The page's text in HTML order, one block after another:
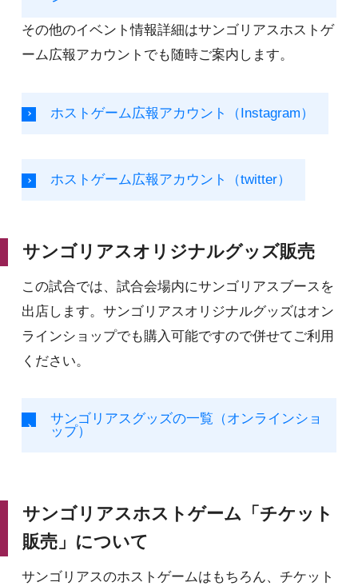
その他のイベント情報詳細はサンゴリアスホストゲ
ーム広報アカウントでも随時ご案内します。
ホストゲーム広報アカウント（Instagram）
ホストゲーム広報アカウント（twitter）
サンゴリアスオリジナルグッズ販売
この試合では、試合会場内にサンゴリアスブースを
出店します。サンゴリアスオリジナルグッズはオン
ラインショップでも購入可能ですので併せてご利用
ください。
サンゴリアスグッズの一覧（オンラインショ
ップ）
サンゴリアスホストゲーム「チケット
販売」について
サンゴリアスのホストゲームはもちろん、チケット